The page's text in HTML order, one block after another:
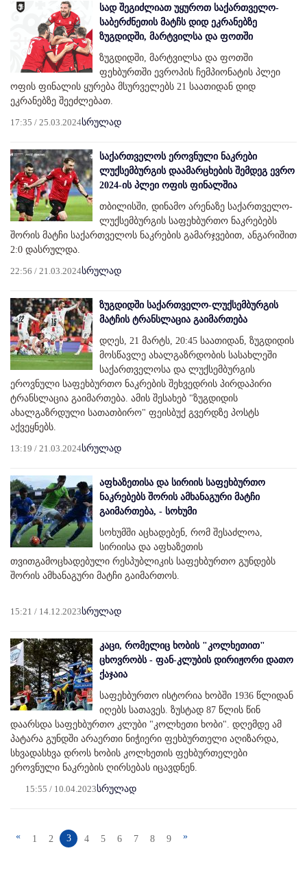
სად შეგიძლიათ უყუროთ საქართველო-
საბერძნეთის მატჩს დიდ ეკრანებზე
ზუგდიდში, მარტვილსა და ფოთში
ზუგდიდში, მარტვილსა და ფოთში
ფეხბურთში ევროპის ჩემპიონატის პლეი
ოფის ფინალის ყურება მსურველებს 21 საათიდან დიდ
ეკრანებზე შეეძლებათ.
17:35 / 25.03.2024სრულად
საქართველოს ეროვნული ნაკრები
ლუქსემბურგის დაამარცხების შემდეგ ევრო
2024-ის პლეი ოფის ფინალშია
თბილისში, დინამო არენაზე საქართველო-
ლუქსემბურგის საფეხბურთო ნაკრებებს
შორის მატჩი საქართველოს ნაკრების გამარჯვებით, ანგარიშით
2:0 დასრულდა.
22:56 / 21.03.2024სრულად
ზუგდიდში საქართველო-ლუქსემბურგის
მატჩის ტრანსლაცია გაიმართება
დღეს, 21 მარტს, 20:45 საათიდან, ზუგდიდის
მოსწავლე ახალგაზრდობის სასახლეში
საქართველოსა და ლუქსემბურგის
ეროვნული საფეხბურთო ნაკრების შეხვედრის პირდაპირი
ტრანსლაცია გაიმართება. ამის შესახებ "ზუგდიდის
ახალგაზრდული სათათბირო" ფეისბუქ გვერდზე პოსტს
აქვეყნებს.
13:19 / 21.03.2024სრულად
აფხაზეთისა და სირიის საფეხბურთო
ნაკრებებს შორის ამხანაგური მატჩი
გაიმართება, - სოხუმი
სოხუმში აცხადებენ, რომ შესაძლოა,
სირიისა და აფხაზეთის
თვითგამოცხადებული რესპუბლიკის საფეხბურთო გუნდებს
შორის ამხანაგური მატჩი გაიმართოს.
15:21 / 14.12.2023სრულად
კაცი, რომელიც ხობის "კოლხეთით"
ცხოვრობს - ფან-კლუბის დირიჟორი დათო
ქაჯაია
საფეხბურთო ისტორია ხობში 1936 წლიდან
იღებს სათავეს. ზუსტად 87 წლის წინ
დაარსდა საფეხბურთო კლუბი "კოლხეთი ხობი". დღემდე ამ
პატარა გუნდში არაერთი ნიჭიერი ფეხბურთელი აღიზარდა,
სხვადასხვა დროს ხობის კოლხეთის ფეხბურთელები
ეროვნული ნაკრების ღირსებას იცავდნენ.
15:55 / 10.04.2023სრულად
« 1 2 3 4 5 6 7 8 9 »